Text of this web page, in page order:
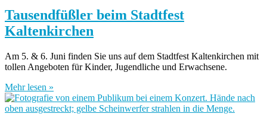
Tausendfüßler beim Stadtfest
Kaltenkirchen
Am 5. & 6. Juni finden Sie uns auf dem Stadtfest Kaltenkirchen mit
tollen Angeboten für Kinder, Jugendliche und Erwachsene.
Mehr lesen »